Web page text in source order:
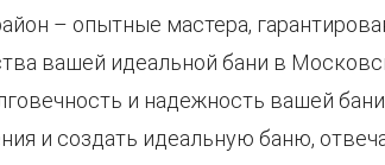
– опытные мастера,
вашей идеальной бани в
и надежность вашей
и создать идеальную баню,